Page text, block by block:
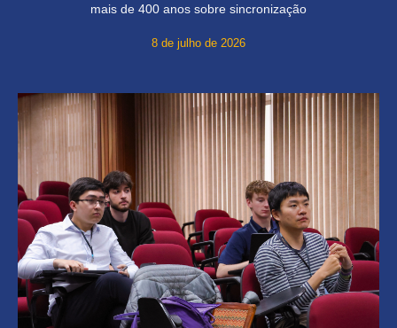
mais de 400 anos sobre sincronização
8 de julho de 2026